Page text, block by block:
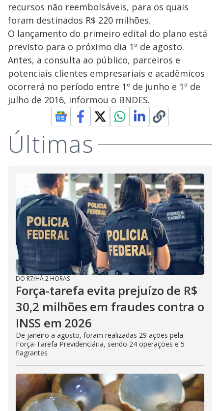
recursos não reembolsáveis, para os quais
foram destinados R$ 220 milhões.
O lançamento do primeiro edital do plano está
previsto para o próximo dia 1º de agosto.
Antes, a consulta ao público, parceiros e
potenciais clientes empresariais e acadêmicos
ocorrerá no período entre 1º de junho e 1º de
julho de 2016, informou o BNDES.
Últimas
DO R7/HÁ 2 HORAS
Força-tarefa evita prejuízo de R$
30,2 milhões em fraudes contra o
INSS em 2026
De janeiro a agosto, foram realizadas 29 ações pela
Força-Tarefa Previdenciária, sendo 24 operações e 5
flagrantes